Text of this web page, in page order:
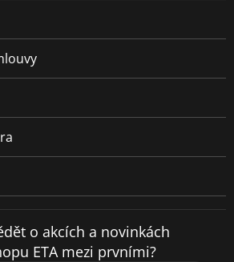
o akcích a novinkách
ETA mezi prvními?